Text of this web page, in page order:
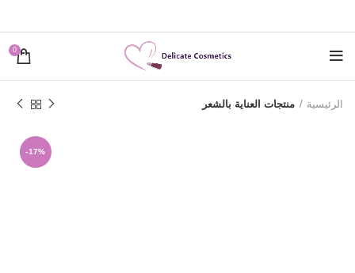
0
الرئيسية منتجات العناية بالشعر
-17%